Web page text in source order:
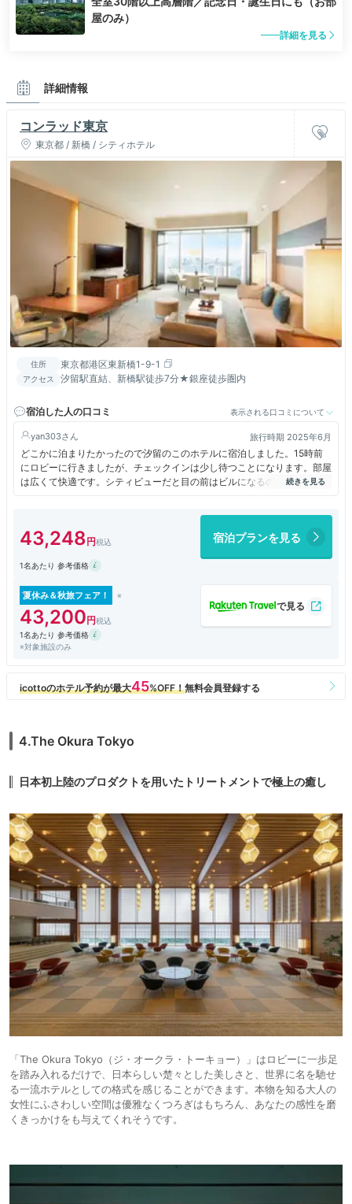
屋のみ）
詳細を見る
詳細情報
コンラッド東京
東京都 / 新橋 / シティホテル
住所 東京都港区東新橋1-9-1
アクセス 汐留駅直結、新橋駅徒歩7分★銀座徒歩圏内
宿泊した人の口コミ 表示される口コミについて
yan303 旅行時期 2025年6月
どこかに泊まりたかったので汐留のこのホテルに宿泊しました。15時前
にロビーに行きましたが、チェックインは少し待つことになります。部屋
は広くて快適です。シティビューだと目の前はビルになるので景色を優先
するならベイビュー一択です。
43,248 宿泊プランを見る
1名あたり 参考価格
夏休み＆秋旅フェア！
43,200
1名あたり 参考価格
※対象施設のみ
4.The Okura Tokyo
日本初上陸のプロダクトを用いたトリートメントで極上の癒し
「The Okura Tokyo（ジ・オークラ・トーキョー）」はロビーに一歩足
を踏み入れるだけで、日本らしい楚々とした美しさと、世界に名を馳せ
る一流ホテルとしての格式を感じることができます。本物を知る大人の
女性にふさわしい空間は優雅なくつろぎはもちろん、あなたの感性を磨
くきっかけをも与えてくれそうです。